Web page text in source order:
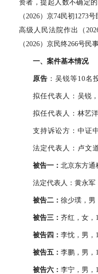
资者，提起 人数不确定的
（2026）京74民初1273
高级人 民法院作出（
（2026）京民终266号民
一、 案件基本情况
原告 ： 吴锐等10名
拟任代表人： 吴锐
拟任代表人： 林艺
支持诉讼方：中证
法定代表人：卢文道
被告一 ： 北京东方通
法定代表人：黄永军
被告二 ： 徐少璞，男
被告三 ： 齐红，女，
被告 四 ： 李忱，男，
被告五 ： 李鹏，男，
被告六 ： 李宁，男，